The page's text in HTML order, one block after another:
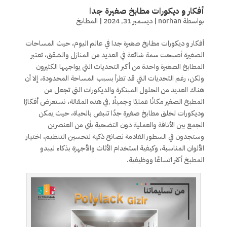
أفكار و ديكورات مطابخ صغيرة جدا
بواسطة norhan
| ديسمبر 31, 2024 | المطابخ
أفكار و ديكورات مطابخ صغيرة جدا في عالم اليوم، حيث المساحات
الصغيرة أصبحت سمة شائعة في العديد من المنازل والشقق، تعتبر
المطابخ الصغيرة واحدة من أكبر التحديات التي يواجهها الكثيرون
ولكن، رغم التحديات التي قد تطرأ بسبب المساحة المحدودة، إلا أن
هناك العديد من الحلول المبتكرة والديكورات التي تجعل من
المطبخ الصغير مكانًا عمليًا وجميلًا ,في هذه المقالة، نستعرض أفكارًا
وديكورات لخلق مطابخ صغيرة جدًا تنبض بالحياة، حيث يمكن
الجمع بين الأناقة والعملية دون التضحية بأي من العنصرين
وستجدون في السطور القادمة نصائح ذكية لتحسين التنظيم، اختيار
الألوان المناسبة، وكيفية استخدام الأثاث والأجهزة بذكاء ليبدو
المطبخ أكثر اتساعًا ووظيفية.